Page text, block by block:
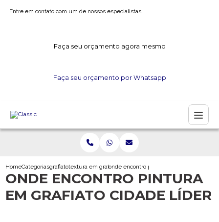
Entre em contato com um de nossos especialistas!
Faça seu orçamento agora mesmo
Faça seu orçamento por Whatsapp
HomeCategoriasgrafiatotextura em grafiatoonde encontro pintura em grafiato cidade
ONDE ENCONTRO PINTURA
EM GRAFIATO CIDADE LÍDER